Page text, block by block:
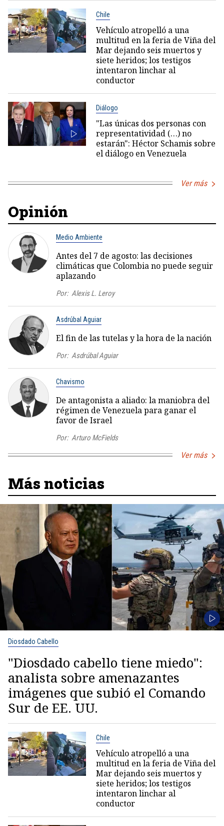
Chile
Vehículo atropelló a una
multitud en la feria de Viña del
Mar dejando seis muertos y
siete heridos; los testigos
intentaron linchar al
conductor
Diálogo
"Las únicas dos personas con
representatividad (…) no
estarán": Héctor Schamis sobre
el diálogo en Venezuela
Ver más
Opinión
Medio Ambiente
Antes del 7 de agosto: las decisiones
climáticas que Colombia no puede seguir
aplazando
Por: Alexis L. Leroy
Asdrúbal Aguiar
El fin de las tutelas y la hora de la nación
Por: Asdrúbal Aguiar
Chavismo
De antagonista a aliado: la maniobra del
régimen de Venezuela para ganar el
favor de Israel
Por: Arturo McFields
Ver más
Más noticias
Diosdado Cabello
"Diosdado cabello tiene miedo":
analista sobre amenazantes
imágenes que subió el Comando
Sur de EE. UU.
Chile
Vehículo atropelló a una
multitud en la feria de Viña del
Mar dejando seis muertos y
siete heridos; los testigos
intentaron linchar al
conductor